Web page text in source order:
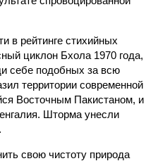
в рейтинге стихийных
циклон Бхола 1970 года,
себе подобных за всю
территории современной
Восточным Пакистаном, и
Шторма унесли
свою чистоту природа